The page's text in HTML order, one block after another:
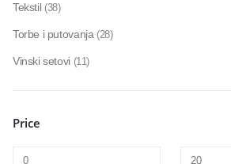
Tekstil (38)
Torbe i putovanja (28)
Vinski setovi (11)
Price